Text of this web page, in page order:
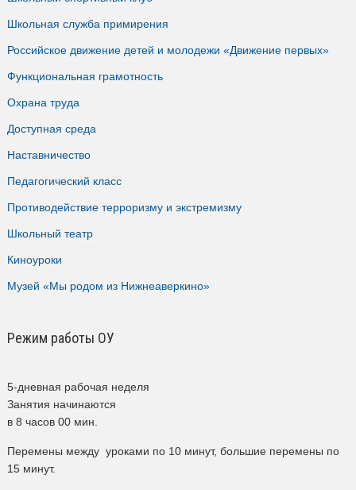
Школьная служба примирения
Российское движение детей и молодежи «Движение первых»
Функциональная грамотность
Охрана труда
Доступная среда
Наставничество
Педагогический класс
Противодействие терроризму и экстремизму
Школьный театр
Киноуроки
Музей «Мы родом из Нижнеаверкино»
Режим работы ОУ
5-дневная рабочая неделя
Занятия начинаются
в 8 часов 00 мин.
Перемены между уроками по 10 минут, большие перемены по
15 минут.